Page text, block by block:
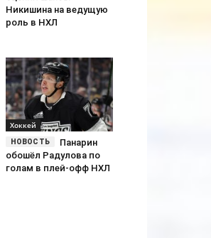
Никишина на ведущую
роль в НХЛ
Хоккей
Панарин
обошёл Радулова по
голам в плей-офф НХЛ